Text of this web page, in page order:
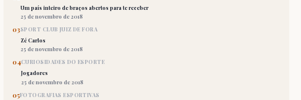
Um país inteiro de braços abertos para te receber
25 de novembro de 2018
03SPORT CLUB JUIZ DE FORA
Zé Carlos
25 de novembro de 2018
04CURIOSIDADES DO ESPORTE
Jogadores
25 de novembro de 2018
05FOTOGRAFIAS ESPORTIVAS